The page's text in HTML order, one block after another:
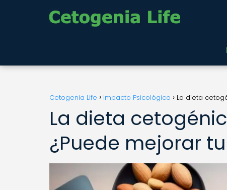
Cetogenia Life Impacto Psicológico La dieta
La dieta
¿Puede mejorar